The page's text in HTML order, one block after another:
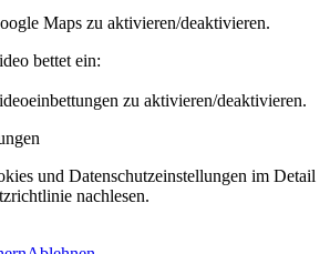
Maps zu aktivieren/deaktivieren.
bettet ein:
zu aktivieren/deaktivieren.
und Datenschutzeinstellungen im Detail
nachlesen.